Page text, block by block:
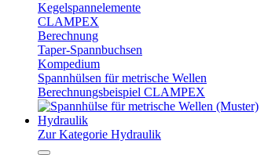
Kegelspannelemente
CLAMPEX
Berechnung
Taper-Spannbuchsen
Kompedium
Spannhülsen für metrische Wellen
Berechnungsbeispiel CLAMPEX
Hydraulik
Zur Kategorie Hydraulik